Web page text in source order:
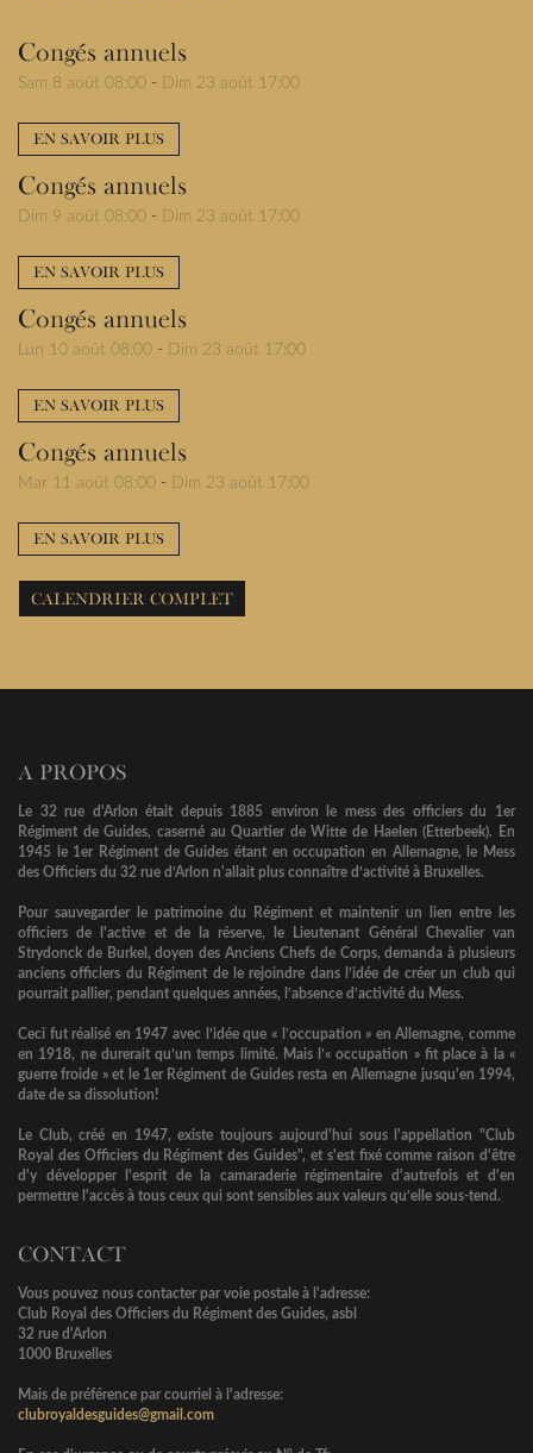
Congés annuels
Sam 8 août 08:00 - Dim 23 août 17:00
EN SAVOIR PLUS
Congés annuels
Dim 9 août 08:00 - Dim 23 août 17:00
EN SAVOIR PLUS
Congés annuels
Lun 10 août 08:00 - Dim 23 août 17:00
EN SAVOIR PLUS
Congés annuels
Mar 11 août 08:00 - Dim 23 août 17:00
EN SAVOIR PLUS
CALENDRIER COMPLET
A PROPOS
Le 32 rue d'Arlon était depuis 1885 environ le mess des officiers du 1er
Régiment de Guides, caserné au Quartier de Witte de Haelen (Etterbeek). En
1945 le 1er Régiment de Guides étant en occupation en Allemagne, le Mess
des Officiers du 32 rue d’Arlon n'allait plus connaître d’activité à Bruxelles.
Pour sauvegarder le patrimoine du Régiment et maintenir un lien entre les
officiers de l'active et de la réserve, le Lieutenant Général Chevalier van
Strydonck de Burkel, doyen des Anciens Chefs de Corps, demanda à plusieurs
anciens officiers du Régiment de le rejoindre dans l’idée de créer un club qui
pourrait pallier, pendant quelques années, l’absence d’activité du Mess.
Ceci fut réalisé en 1947 avec l’idée que « l’occupation » en Allemagne, comme
en 1918, ne durerait qu’un temps limité. Mais l’« occupation » fit place à la «
guerre froide » et le 1er Régiment de Guides resta en Allemagne jusqu'en 1994,
date de sa dissolution!
Le Club, créé en 1947, existe toujours aujourd'hui sous l'appellation "Club
Royal des Officiers du Régiment des Guides", et s'est fixé comme raison d'être
d'y développer l'esprit de la camaraderie régimentaire d'autrefois et d'en
permettre l'accès à tous ceux qui sont sensibles aux valeurs qu’elle sous-tend.
CONTACT
Vous pouvez nous contacter par voie postale à l'adresse:
Club Royal des Officiers du Régiment des Guides, asbl
32 rue d'Arlon
1000 Bruxelles
Mais de préférence par courriel à l'adresse:
clubroyaldesguides@gmail.com